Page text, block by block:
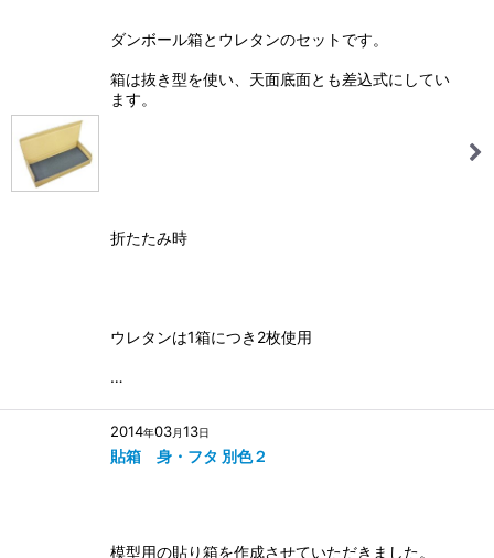
ダンボール箱とウレタンのセットです。
箱は抜き型を使い、天面底面とも差込式にしてい
ます。
折たたみ時
ウレタンは1箱につき2枚使用
…
2014年03月13日
貼箱 身・フタ 別色２
模型用の貼り箱を作成させていただきました。